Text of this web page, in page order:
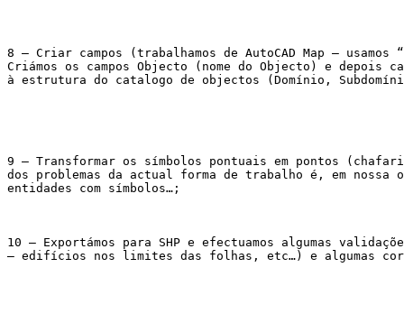
8 – Criar campos (trabalhamos de AutoCAD Map –
Criámos os campos Objecto (nome do Objecto) e depois
à estrutura do catalogo de objectos (Domínio,
9 – Transformar os símbolos pontuais em pontos
dos problemas da actual forma de trabalho é, em nossa
entidades com símbolos…;
10 – Exportámos para SHP e efectuamos algumas
– edifícios nos limites das folhas, etc…) e algumas